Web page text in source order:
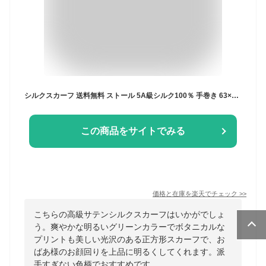
この商品をサイトでみる
価格と在庫を楽天でチェック >>
こちらの高級サテンシルクスカーフはいかがでしょ
う。爽やかな明るいグリーンカラーでボタニカルな
プリントも美しい光沢のある正方形スカーフで、お
ばあ様のお顔回りを上品に明るくしてくれます。派
手すぎない色柄でおすすめです。